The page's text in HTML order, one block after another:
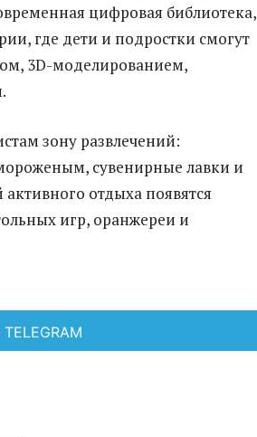
цифровая библиотека,
где дети и подростки смогут
3D-моделированием,
зону развлечений:
сувенирные лавки и
отдыха появятся
игр, оранжереи и